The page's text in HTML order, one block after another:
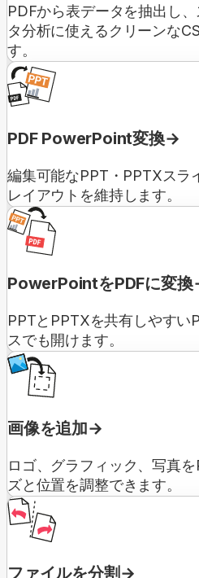
PDFから表データを抽出し
タ分析に使えるクリーンな
す。
PDF PowerPoint変換
編集可能なPPT・PPTXスラ
レイアウトを維持します。
PowerPointをPDFに変換
PPTとPPTXを共有しやすい
スでも開けます。
画像を追加
ロゴ、グラフィック、写真
ズと位置を調整できます。
ファイルを分割